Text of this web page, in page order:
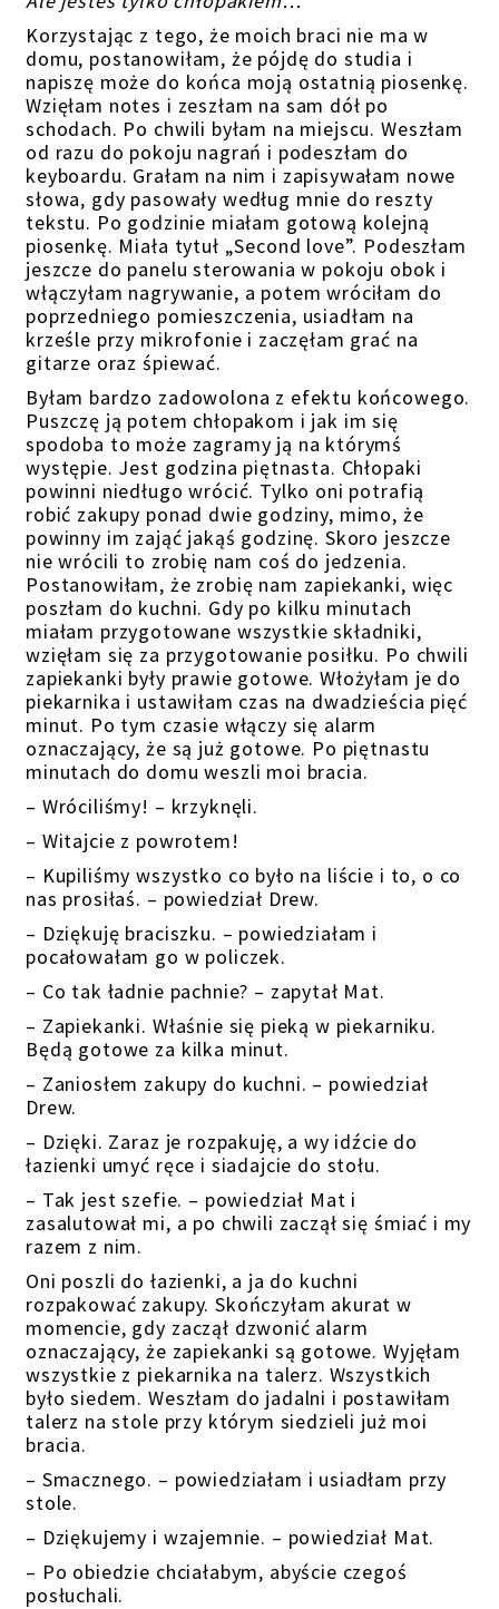
Korzystając z tego, że moich braci nie ma w
domu, postanowiłam, że pójdę do studia i
napiszę może do końca moją ostatnią piosenkę.
Wzięłam notes i zeszłam na sam dół po
schodach. Po chwili byłam na miejscu. Weszłam
od razu do pokoju nagrań i podeszłam do
keyboardu. Grałam na nim i zapisywałam nowe
słowa, gdy pasowały według mnie do reszty
tekstu. Po godzinie miałam gotową kolejną
piosenkę. Miała tytuł „Second love”. Podeszłam
jeszcze do panelu sterowania w pokoju obok i
włączyłam nagrywanie, a potem wróciłam do
poprzedniego pomieszczenia, usiadłam na
krześle przy mikrofonie i zaczęłam grać na
gitarze oraz śpiewać.
Byłam bardzo zadowolona z efektu końcowego.
Puszczę ją potem chłopakom i jak im się
spodoba to może zagramy ją na którymś
występie. Jest godzina piętnasta. Chłopaki
powinni niedługo wrócić. Tylko oni potrafią
robić zakupy ponad dwie godziny, mimo, że
powinny im zająć jakąś godzinę. Skoro jeszcze
nie wrócili to zrobię nam coś do jedzenia.
Postanowiłam, że zrobię nam zapiekanki, więc
poszłam do kuchni. Gdy po kilku minutach
miałam przygotowane wszystkie składniki,
wzięłam się za przygotowanie posiłku. Po chwili
zapiekanki były prawie gotowe. Włożyłam je do
piekarnika i ustawiłam czas na dwadzieścia pięć
minut. Po tym czasie włączy się alarm
oznaczający, że są już gotowe. Po piętnastu
minutach do domu weszli moi bracia.
– Wróciliśmy! – krzyknęli.
– Witajcie z powrotem!
– Kupiliśmy wszystko co było na liście i to, o co
nas prosiłaś. – powiedział Drew.
– Dziękuję braciszku. – powiedziałam i
pocałowałam go w policzek.
– Co tak ładnie pachnie? – zapytał Mat.
– Zapiekanki. Właśnie się pieką w piekarniku.
Będą gotowe za kilka minut.
– Zaniosłem zakupy do kuchni. – powiedział
Drew.
– Dzięki. Zaraz je rozpakuję, a wy idźcie do
łazienki umyć ręce i siadajcie do stołu.
– Tak jest szefie. – powiedział Mat i
zasalutował mi, a po chwili zaczął się śmiać i my
razem z nim.
Oni poszli do łazienki, a ja do kuchni
rozpakować zakupy. Skończyłam akurat w
momencie, gdy zaczął dzwonić alarm
oznaczający, że zapiekanki są gotowe. Wyjęłam
wszystkie z piekarnika na talerz. Wszystkich
było siedem. Weszłam do jadalni i postawiłam
talerz na stole przy którym siedzieli już moi
bracia.
– Smacznego. – powiedziałam i usiadłam przy
stole.
– Dziękujemy i wzajemnie. – powiedział Mat.
– Po obiedzie chciałabym, abyście czegoś
posłuchali.